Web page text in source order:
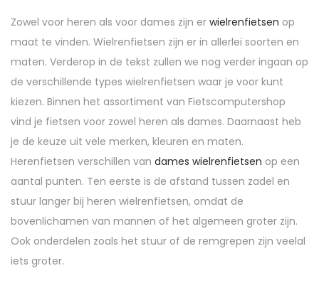
Zowel voor heren als voor dames zijn er wielrenfietsen op
maat te vinden. Wielrenfietsen zijn er in allerlei soorten en
maten. Verderop in de tekst zullen we nog verder ingaan op
de verschillende types wielrenfietsen waar je voor kunt
kiezen. Binnen het assortiment van Fietscomputershop
vind je fietsen voor zowel heren als dames. Daarnaast heb
je de keuze uit vele merken, kleuren en maten.
Herenfietsen verschillen van dames wielrenfietsen op een
aantal punten. Ten eerste is de afstand tussen zadel en
stuur langer bij heren wielrenfietsen, omdat de
bovenlichamen van mannen of het algemeen groter zijn.
Ook onderdelen zoals het stuur of de remgrepen zijn veelal
iets groter.